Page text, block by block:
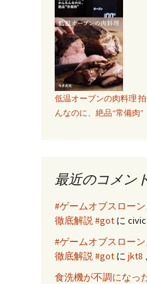
低温オーブンの肉料理
んなのに、絶品“常備肉”
最近のコメン
#ゲームオブスロー
徹底解説 #got に civic
#ゲームオブスロー
徹底解説 #got に jkt8
食洗機が不調になっ